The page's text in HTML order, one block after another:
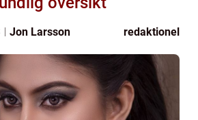
Jon Larsson redaktionel